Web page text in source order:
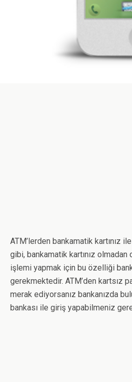
ATM’lerden bankamatik kartınız
gibi, bankamatik kartınız
işlemi yapmak için bu özelliği
gerekmektedir. ATM’den kartsız
merak ediyorsanız bankanızda
bankası ile giriş yapabilmeniz